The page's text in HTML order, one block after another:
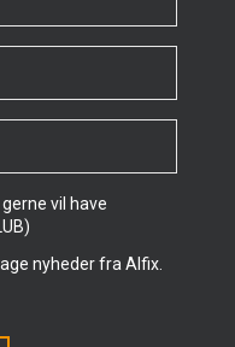
vil have
nyheder fra Alfix.